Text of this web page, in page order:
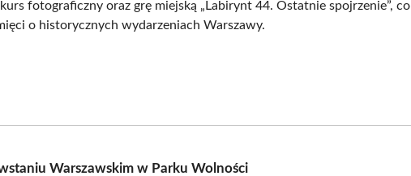
fotograficzny oraz grę miejską „Labirynt 44. Ostatnie spojrzenie”, co
o historycznych wydarzeniach Warszawy.
Warszawskim w Parku Wolności